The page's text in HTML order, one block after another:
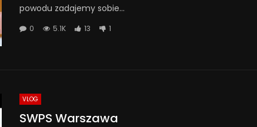
Watch Later
powodu zadajemy sobie...
0 5.1K 13 1
VLOG
SWPS Warszawa